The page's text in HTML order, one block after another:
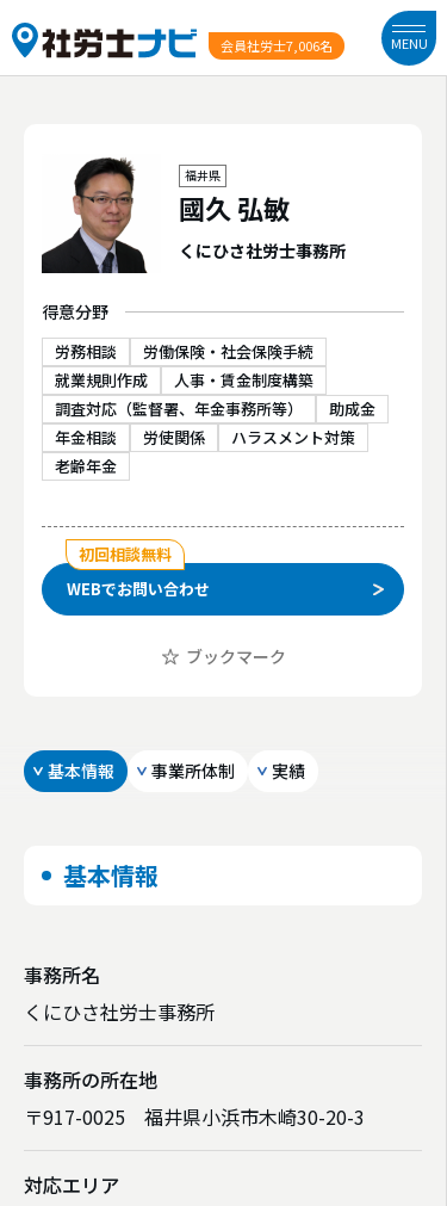
会員社労士7,006名 MENU
福井県
國久 弘敏
くにひさ社労士事務所
得意分野
労務相談
労働保険・社会保険手続
就業規則作成
人事・賃金制度構築
調査対応（監督署、年金事務所等）
助成金
年金相談
労使関係
ハラスメント対策
老齢年金
初回相談無料
WEBでお問い合わせ
ブックマーク
基本情報 事業所体制 実績
基本情報
事務所名
くにひさ社労士事務所
事務所の所在地
〒917-0025 福井県小浜市木崎30-20-3
対応エリア